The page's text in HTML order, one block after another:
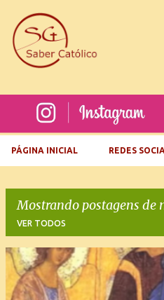
PÁGINA INICIAL REDES
Mostrando postagens de
VER TODOS
P